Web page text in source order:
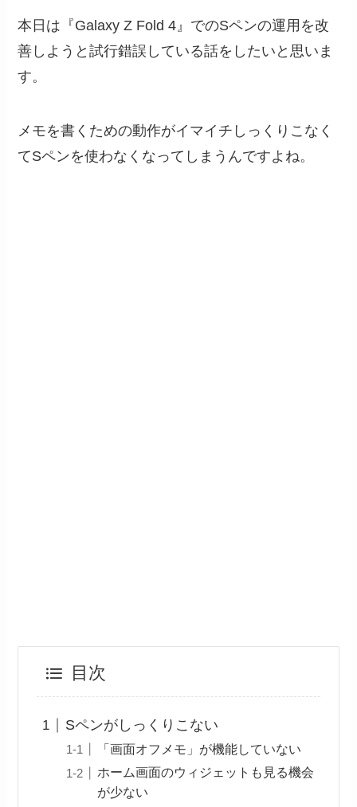
本日は『Galaxy Z Fold 4』でのSペンの運用を改
善しようと試行錯誤している話をしたいと思いま
す。
メモを書くための動作がイマイチしっくりこなく
てSペンを使わなくなってしまうんですよね。
目次
Sペンがしっくりこない
「画面オフメモ」が機能していない
ホーム画面のウィジェットも見る機会
が少ない